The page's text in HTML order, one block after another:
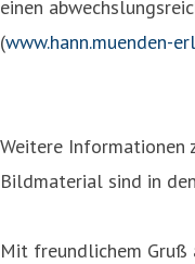
einen
(www.hann.muenden-
Weitere Informationen
Bildmaterial sind in
Mit freundlichem Gruß